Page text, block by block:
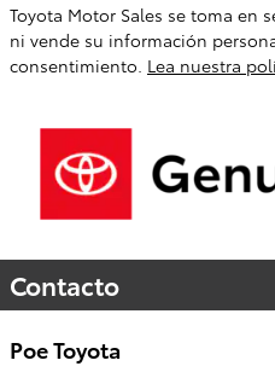
Toyota Motor Sales se toma en
ni vende su información
consentimiento. Lea nuestra
Contacto
Poe Toyota